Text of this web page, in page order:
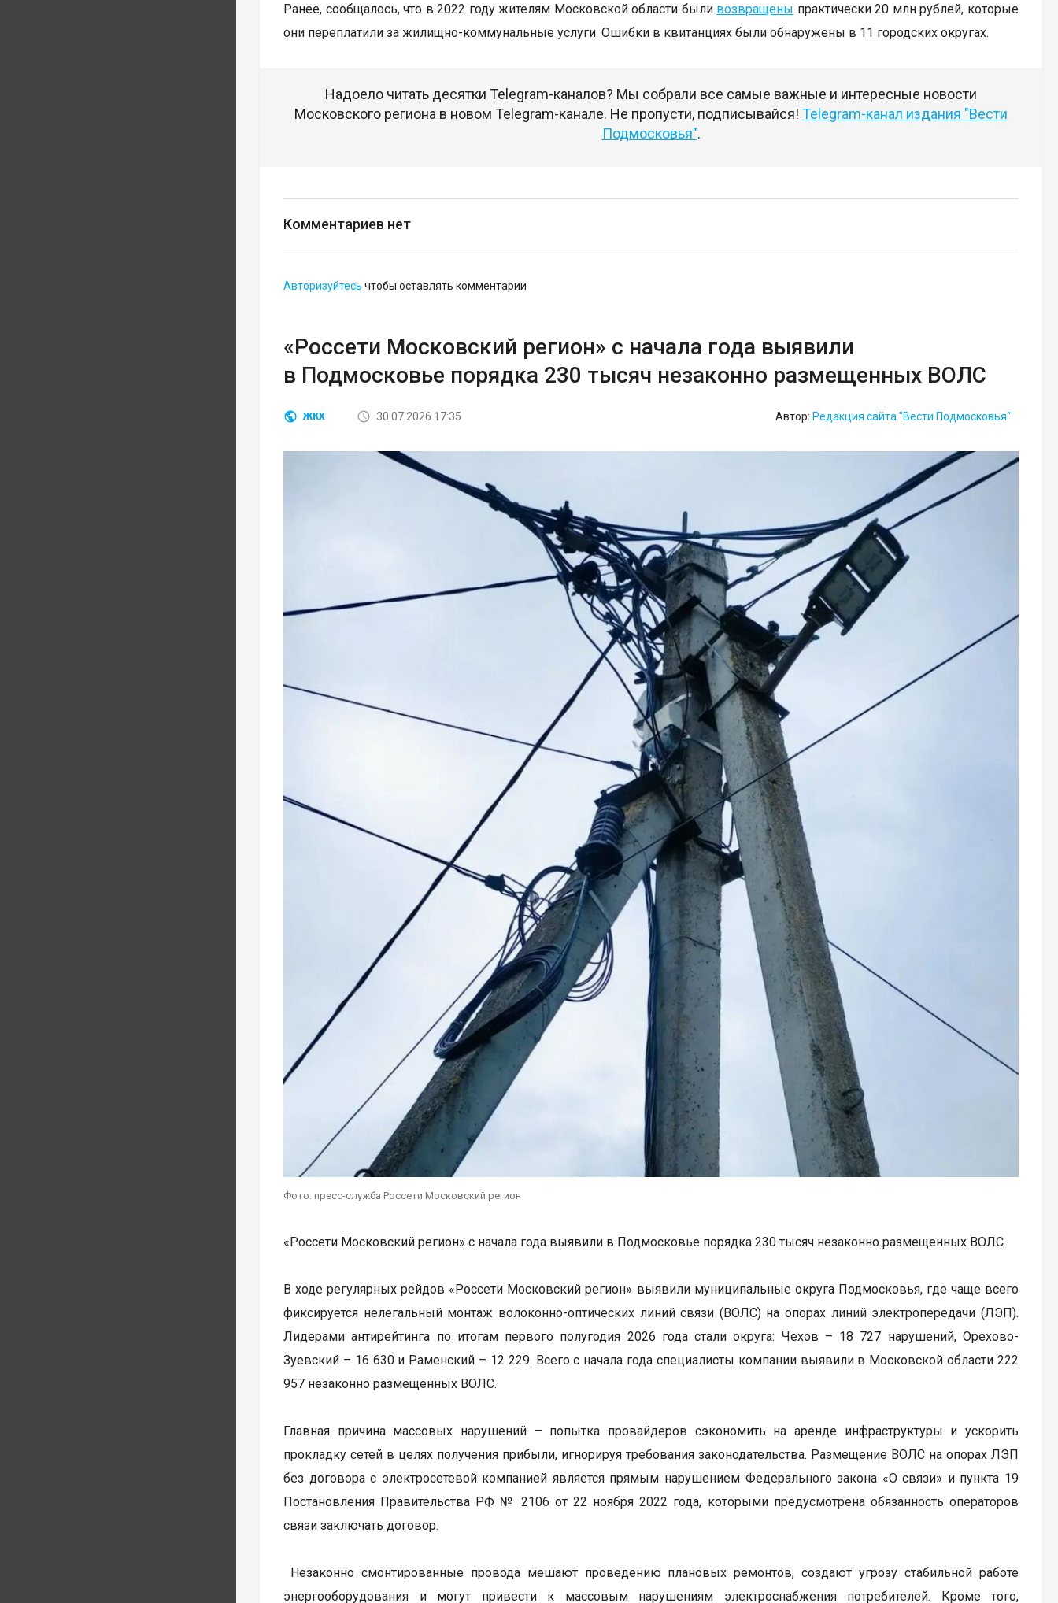
Ранее, сообщалось, что в 2022 году жителям Московской области были возвращены практически 20 млн рублей, которые
они переплатили за жилищно-коммунальные услуги. Ошибки в квитанциях были обнаружены в 11 городских округах.
Надоело читать десятки Telegram-каналов? Мы собрали все самые важные и интересные новости
Московского региона в новом Telegram-канале. Не пропусти, подписывайся! Telegram-канал издания "Вести
Подмосковья".
Комментариев нет
Авторизуйтесь чтобы оставлять комментарии
«Россети Московский регион» с начала года выявили
в Подмосковье порядка 230 тысяч незаконно размещенных ВОЛС
ЖКХ 30.07.2026 17:35 Автор: Редакция сайта "Вести Подмосковья"
Фото: пресс-служба Россети Московский регион
«Россети Московский регион» с начала года выявили в Подмосковье порядка 230 тысяч незаконно размещенных ВОЛС
В ходе регулярных рейдов «Россети Московский регион» выявили муниципальные округа Подмосковья, где чаще всего
фиксируется нелегальный монтаж волоконно-оптических линий связи (ВОЛС) на опорах линий электропередачи (ЛЭП).
Лидерами антирейтинга по итогам первого полугодия 2026 года стали округа: Чехов – 18 727 нарушений, Орехово-
Зуевский – 16 630 и Раменский – 12 229. Всего с начала года специалисты компании выявили в Московской области 222
957 незаконно размещенных ВОЛС.
Главная причина массовых нарушений – попытка провайдеров сэкономить на аренде инфраструктуры и ускорить
прокладку сетей в целях получения прибыли, игнорируя требования законодательства. Размещение ВОЛС на опорах ЛЭП
без договора с электросетевой компанией является прямым нарушением Федерального закона «О связи» и пункта 19
Постановления Правительства РФ № 2106 от 22 ноября 2022 года, которыми предусмотрена обязанность операторов
связи заключать договор.
Незаконно смонтированные провода мешают проведению плановых ремонтов, создают угрозу стабильной работе
энергооборудования и могут привести к массовым нарушениям электроснабжения потребителей. Кроме того,